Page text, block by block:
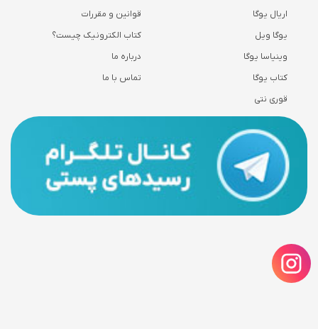
اریال یوگا
یوگا ویل
وینیاسا یوگا
کتاب یوگا
قوری نتی
قوانین و مقررات
کتاب الکترونیک چیست؟
درباره ما
تماس با ما